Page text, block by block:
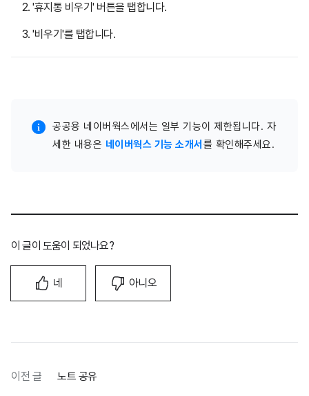
'휴지통 비우기' 버튼을 탭합니다.
'비우기'를 탭합니다.
공공용 네이버웍스에서는 일부 기능이 제한됩니다. 자
세한 내용은 네이버웍스 기능 소개서 를 확인해주세요.
이 글이 도움이 되었나요?
네 아니오
이전 글 노트 공유